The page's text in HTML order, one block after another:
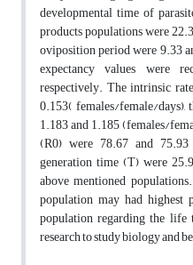
developmental time of
products populations were
oviposition period were 9.33
expectancy values were
respectively. The intrinsic
0.153( females/female/days),
1.183 and 1.185 (females/
(R0) were 78.67 and
generation time (T) were
above mentioned
population may had highest
population regarding the life
research to study biology and